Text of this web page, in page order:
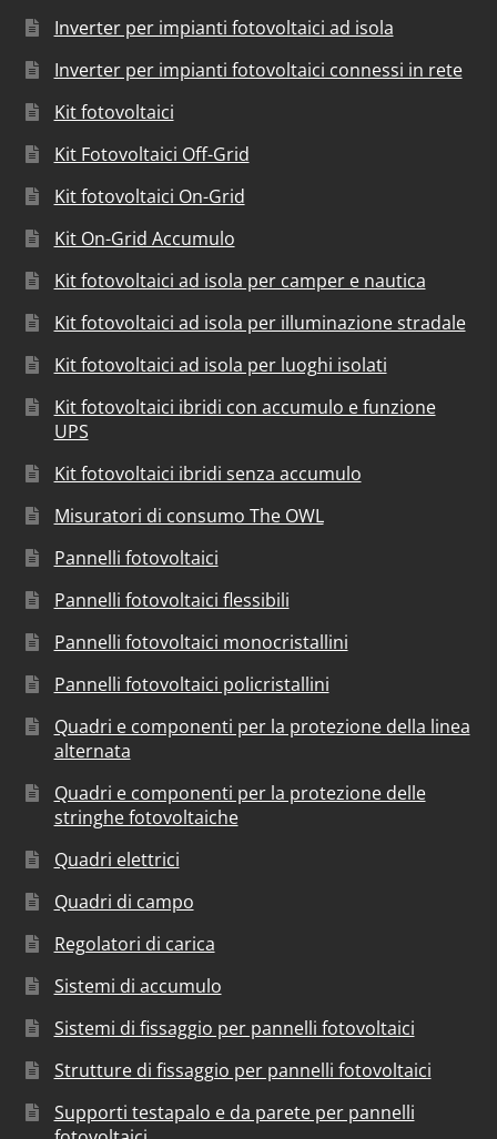
Inverter per impianti fotovoltaici ad isola
Inverter per impianti fotovoltaici connessi in rete
Kit fotovoltaici
Kit Fotovoltaici Off-Grid
Kit fotovoltaici On-Grid
Kit On-Grid Accumulo
Kit fotovoltaici ad isola per camper e nautica
Kit fotovoltaici ad isola per illuminazione stradale
Kit fotovoltaici ad isola per luoghi isolati
Kit fotovoltaici ibridi con accumulo e funzione
UPS
Kit fotovoltaici ibridi senza accumulo
Misuratori di consumo The OWL
Pannelli fotovoltaici
Pannelli fotovoltaici flessibili
Pannelli fotovoltaici monocristallini
Pannelli fotovoltaici policristallini
Quadri e componenti per la protezione della linea
alternata
Quadri e componenti per la protezione delle
stringhe fotovoltaiche
Quadri elettrici
Quadri di campo
Regolatori di carica
Sistemi di accumulo
Sistemi di fissaggio per pannelli fotovoltaici
Strutture di fissaggio per pannelli fotovoltaici
Supporti testapalo e da parete per pannelli